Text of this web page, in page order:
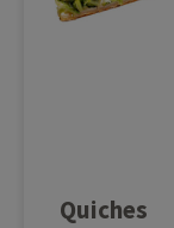
Quiches